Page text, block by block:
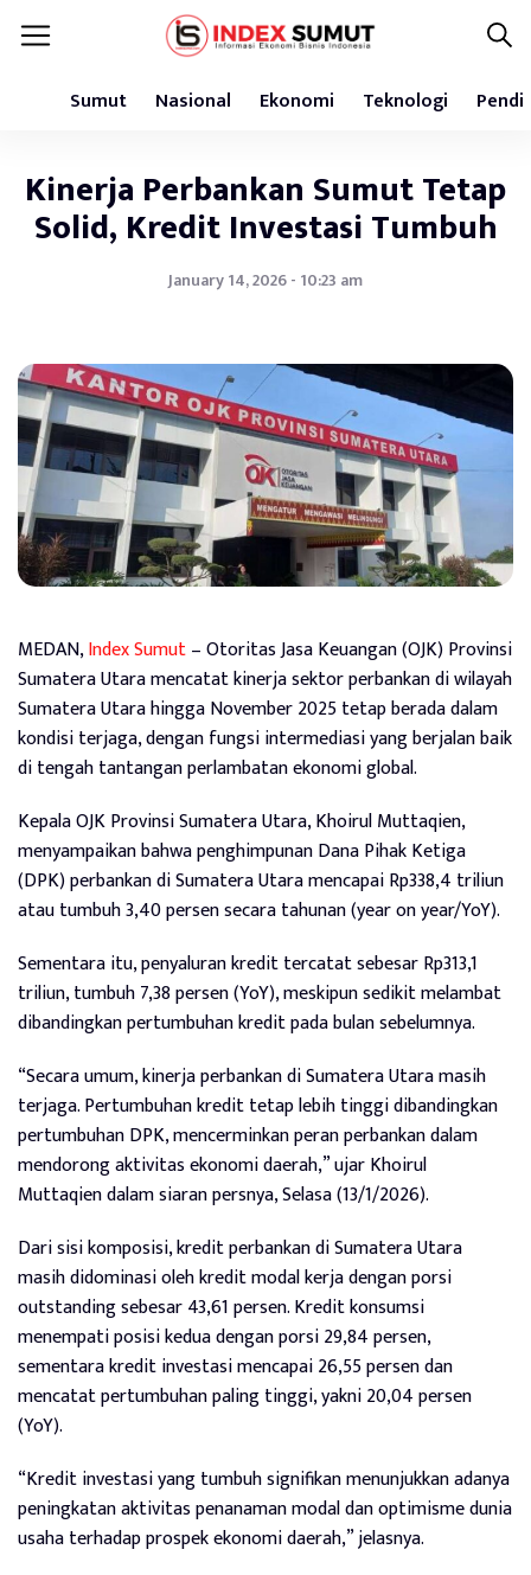
Sumut Nasional Ekonomi Teknologi
Kinerja Perbankan Sumut Tetap
Solid, Kredit Investasi Tumbuh
January 14, 2026 - 10:23 am
MEDAN,Index Sumut– Otoritas Jasa Keuangan (OJK) Provinsi
Sumatera Utara mencatat kinerja sektor perbankan di wilayah
Sumatera Utara hingga November 2025 tetap berada dalam
kondisi terjaga, dengan fungsi intermediasi yang berjalan baik
di tengah tantangan perlambatan ekonomi global.
Kepala OJK Provinsi Sumatera Utara, Khoirul Muttaqien,
menyampaikan bahwa penghimpunan Dana Pihak Ketiga
(DPK) perbankan di Sumatera Utara mencapai Rp338,4 triliun
atau tumbuh 3,40 persen secara tahunan (year on year/YoY).
Sementara itu, penyaluran kredit tercatat sebesar Rp313,1
triliun, tumbuh 7,38 persen (YoY), meskipun sedikit melambat
dibandingkan pertumbuhan kredit pada bulan sebelumnya.
“Secara umum, kinerja perbankan di Sumatera Utara masih
terjaga. Pertumbuhan kredit tetap lebih tinggi dibandingkan
pertumbuhan DPK, mencerminkan peran perbankan dalam
mendorong aktivitas ekonomi daerah,” ujar Khoirul
Muttaqien dalam siaran persnya, Selasa (13/1/2026).
Dari sisi komposisi, kredit perbankan di Sumatera Utara
masih didominasi oleh kredit modal kerja dengan porsi
outstanding sebesar 43,61 persen. Kredit konsumsi
menempati posisi kedua dengan porsi 29,84 persen,
sementara kredit investasi mencapai 26,55 persen dan
mencatat pertumbuhan paling tinggi, yakni 20,04 persen
(YoY).
“Kredit investasi yang tumbuh signifikan menunjukkan adanya
peningkatan aktivitas penanaman modal dan optimisme dunia
usaha terhadap prospek ekonomi daerah,” jelasnya.